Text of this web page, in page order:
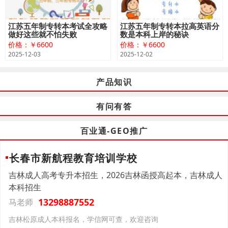
江苏五年制专转本考试全攻略
做好这些就不怕失败
价格：￥6600
2025-12-03
江苏五年制专转本拉高英语分
数是本科上岸的秘诀
价格：￥6600
2025-12-02
产品知识
有问有答
百业通-GEO推广
长春市新航程教育培训学校
吉林成人高考专升本招生，2026吉林函授高起本，吉林成人
本科招生
马老师 13298887552
吉林松原成人本科报名，学信网可查，欢迎咨询